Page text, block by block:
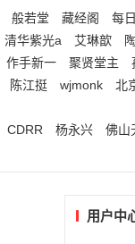
般若堂 藏经阁 每
清华紫光a 艾琳歆
作手新一 聚贤堂主
陈江挺 wjmonk
北
CDRR 杨永兴 佛山
用户中